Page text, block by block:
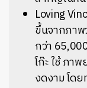
Loving
ขึ้นจากภา
กว่า
โก๊ะ ใช้ ภา
งดงาม โด